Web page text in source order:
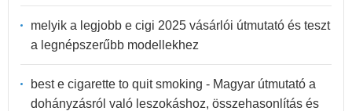
melyik a legjobb e cigi 2025 vásárlói útmutató és teszt
a legnépszerűbb modellekhez
best e cigarette to quit smoking - Magyar útmutató a
dohányzásról való leszokáshoz, összehasonlítás és